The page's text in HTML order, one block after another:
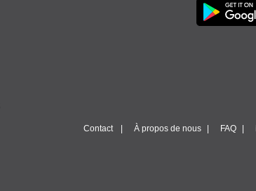
Contact À propos de nous FAQ